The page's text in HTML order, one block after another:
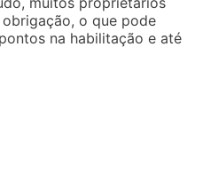
o que pode
na habilitação e até